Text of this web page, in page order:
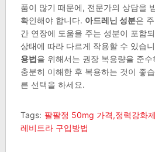
품이 많기 때문에, 전문가의 상담을
확인해야 합니다. 아드레닌 성분은
간 연장에 도움을 주는 성분이 포함
상태에 따라 다르게 작용할 수 있습
용법을 위해서는 권장 복용량을 준
충분히 이해한 후 복용하는 것이 좋
른 선택을 하세요.
Tags: 팔팔정 50mg 가격,정력강화
레비트라 구입방법